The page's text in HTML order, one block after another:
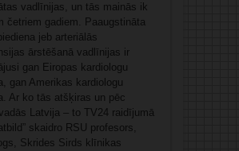
vadlīnijas, un tās mainās ik
četriem gadiem. Paaugstināta
jeb arteriālās
ārstēšanā vadlīnijas ir
gan Eiropas kardiologu
gan Amerikas kardiologu
Ar ko tās atšķiras un pēc
Latvija – to TV24 raidījumā
skaidro RSU profesors,
Skrides Sirds klīnikas